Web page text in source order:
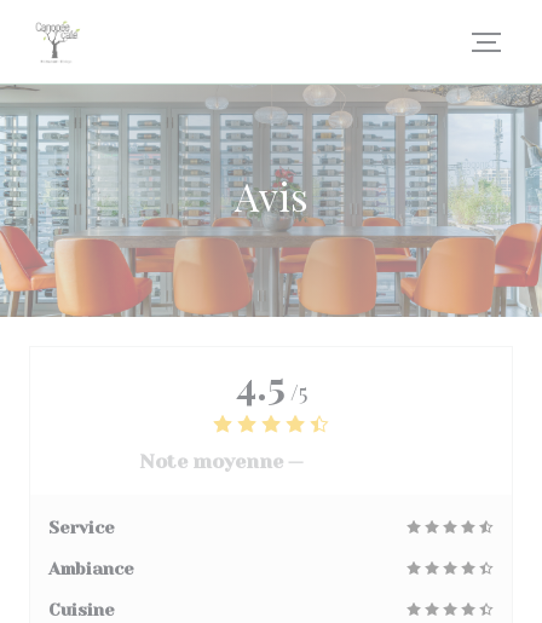
Avis
4.5 /5
Note moyenne —
Service
Ambiance
Cuisine